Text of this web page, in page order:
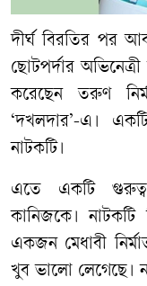
দীর্ঘ বিরতির পর
ছোটপর্দার
করেছেন তরুণ
‘দখলদার’-এ।
নাটকটি।
এতে একটি
কানিজকে।
একজন মেধাবী
খুব ভালো লেগেছে।